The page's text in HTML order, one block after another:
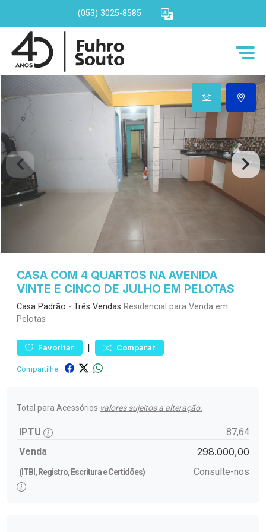
(053) 3025-8585
CASA COM 4 QUARTOS NA AVENIDA
VINTE E CINCO DE JULHO EM PELOTAS
Casa Padrão - Três Vendas Residencial para Venda em
Pelotas
Favoritar | Comparar
Compartilhe:
Total para Acessórios valores sujeitos a alteração.
IPTU
87,64
Venda
298.000,00
(ITBI, Registro, Escritura e Certidões) Consulte-nos